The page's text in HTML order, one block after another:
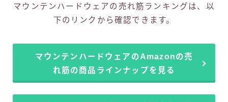
マウンテンハードウェアの売れ筋ランキングは、以
下のリンクから確認できます。
マウンテンハードウェアのAmazonの売
れ筋の商品ラインナップを見る